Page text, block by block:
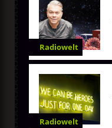
Radiowelt
Radiowelt